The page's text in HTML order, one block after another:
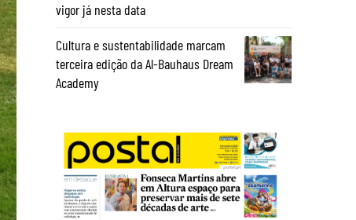
vigor já nesta data
Cultura e sustentabilidade marcam
terceira edição da Al-Bauhaus Dream
Academy